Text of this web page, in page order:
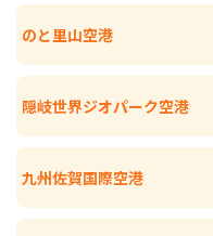
のと里山空港
隠岐世界ジオパーク空港
九州佐賀国際空港